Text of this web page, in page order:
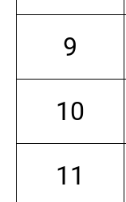
9
10
11